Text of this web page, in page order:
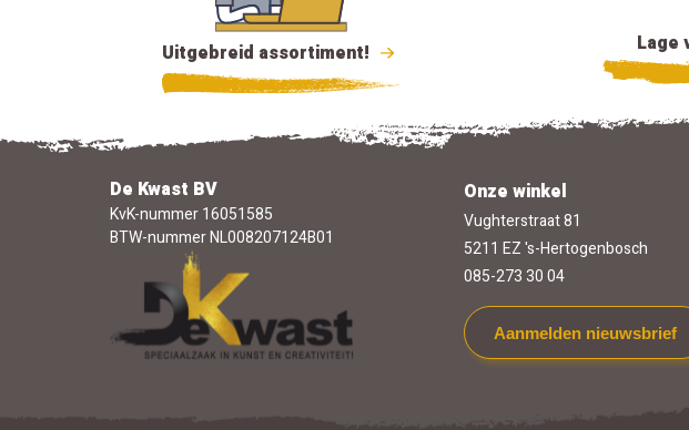
Uitgebreid assortiment! Lage
De Kwast BV
KvK-nummer 16051585
BTW-nummer NL008207124B01
Onze winkel
Vughterstraat 81
5211 EZ 's-Hertogenbosch
085-273 30 04
Aanmelden nieuwsbrief